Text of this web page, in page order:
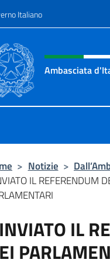
Italiano
sito,
Ambasciata
> Notizie >
IL REFERENDUM
IL